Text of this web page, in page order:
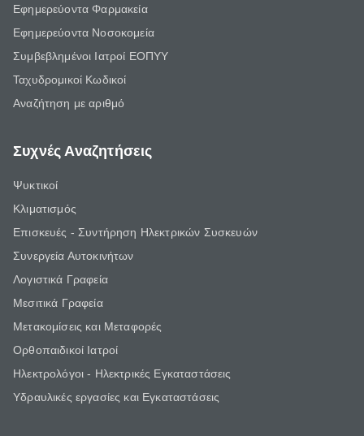
Εφημερεύοντα Φαρμακεία
Εφημερεύοντα Νοσοκομεία
Συμβεβλημένοι Ιατροί ΕΟΠΥΥ
Ταχυδρομικοί Κωδικοί
Αναζήτηση με αριθμό
Συχνές Αναζητήσεις
Ψυκτικοί
Κλιματισμός
Επισκευές - Συντήρηση Ηλεκτρικών Συσκευών
Συνεργεία Αυτοκινήτων
Λογιστικά Γραφεία
Μεσιτικά Γραφεία
Μετακομίσεις και Μεταφορές
Ορθοπαιδικοί Ιατροί
Ηλεκτρολόγοι - Ηλεκτρικές Εγκαταστάσεις
Υδραυλικές εργασίες και Εγκαταστάσεις